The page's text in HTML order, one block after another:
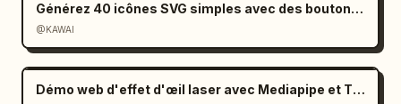
Générez 40 icônes SVG simples avec des boutons de téléchargement
@KAWAI
Démo web d'effet d'œil laser avec Mediapipe et Three.js